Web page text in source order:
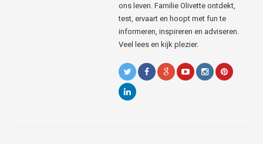
ons leven. Familie Olivette ontdekt,
test, ervaart en hoopt met fun te
informeren, inspireren en adviseren.
Veel lees en kijk plezier.